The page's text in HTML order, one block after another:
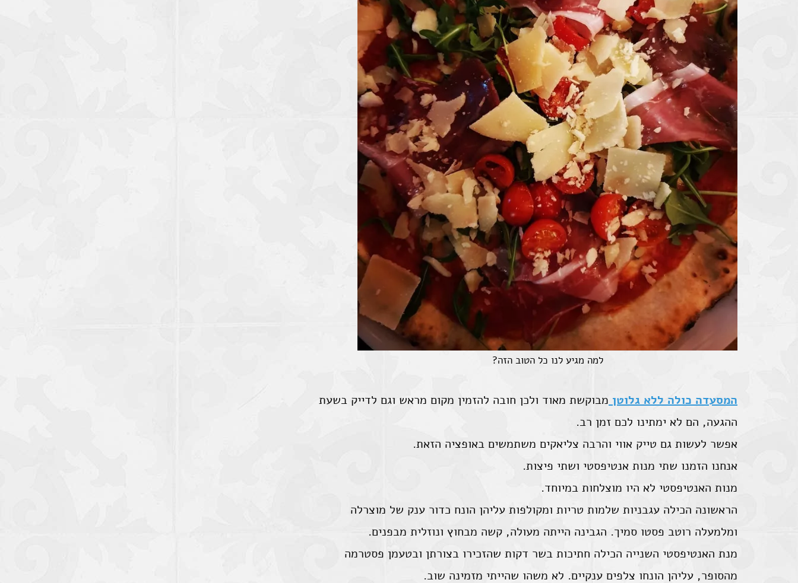
למה מגיע לנו כל הטוב הזה?
המסעדה כולה ללא גלוטן מבוקשת מאוד ולכן חובה להזמין מקום מראש וגם לדייק בשעת
ההגעה, הם לא ימתינו לכם זמן רב.
אפשר לעשות גם טייק אווי והרבה צליאקים משתמשים באופציה הזאת.
אנחנו הזמנו שתי מנות אנטיפסטי ושתי פיצות.
מנות האנטיפסטי לא היו מוצלחות במיוחד.
הראשונה הכילה עגבניות שלמות טריות ומקולפות עליהן הונח כדור ענק של מוצרלה
ומלמעלה רוטב פסטו סמיך. הגבינה הייתה מעולה, קשה מבחוץ ונוזלית מבפנים.
מנת האנטיפסטי השנייה הכילה חתיכות בשר דקות שהזכירו בצורתן ובטעמן פסטרמה
מהסופר, עליהן הונחו צלפים ענקיים. לא משהו שהייתי מזמינה שוב.